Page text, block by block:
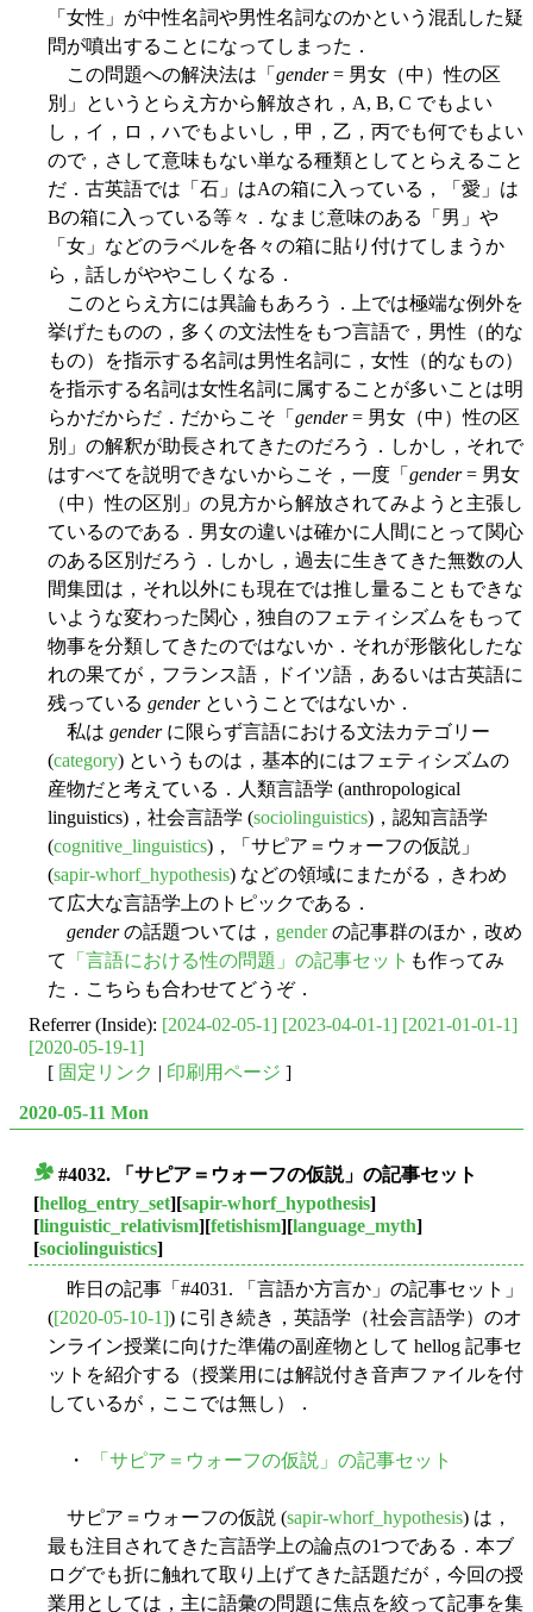
「女性」が中性名詞や男性名詞なのかという混乱した疑
問が噴出することになってしまった．
この問題への解決法は「 gender= 男女（中）性の区
別」というとらえ方から解放され，A, B, C でもよい
し，イ，ロ，ハでもよいし，甲，乙，丙でも何でもよい
ので，さして意味もない単なる種類としてとらえること
だ．古英語では「石」はAの箱に入っている，「愛」は
Bの箱に入っている等々．なまじ意味のある「男」や
「女」などのラベルを各々の箱に貼り付けてしまうか
ら，話しがややこしくなる．
このとらえ方には異論もあろう．上では極端な例外を
挙げたものの，多くの文法性をもつ言語で，男性（的な
もの）を指示する名詞は男性名詞に，女性（的なもの）
を指示する名詞は女性名詞に属することが多いことは明
らかだからだ．だからこそ「 gender= 男女（中）性の区
別」の解釈が助長されてきたのだろう．しかし，それで
はすべてを説明できないからこそ，一度「 gender= 男女
（中）性の区別」の見方から解放されてみようと主張し
ているのである．男女の違いは確かに人間にとって関心
のある区別だろう．しかし，過去に生きてきた無数の人
間集団は，それ以外にも現在では推し量ることもできな
いような変わった関心，独自のフェティシズムをもって
物事を分類してきたのではないか．それが形骸化したな
れの果てが，フランス語，ドイツ語，あるいは古英語に
残っている genderということではないか．
私は genderに限らず言語における文法カテゴリー
(category) というものは，基本的にはフェティシズムの
産物だと考えている．人類言語学 (anthropological
linguistics)，社会言語学 (sociolinguistics)，認知言語学
(cognitive_linguistics)，「サピア＝ウォーフの仮説」
(sapir-whorf_hypothesis) などの領域にまたがる，きわめ
て広大な言語学上のトピックである．
genderの話題ついては， genderの記事群のほか，改め
て
「言語における性の問題」の記事セット も作ってみ
た．こちらも合わせてどうぞ．
Referrer (Inside): [2024-02-05-1] [2023-04-01-1] [2021-01-01-1]
[2020-05-19-1]
[ 固定リンク | 印刷用ページ ]
2020-05-11 Mon
#4032. 「サピア＝ウォーフの仮説」の記事セット
[hellog_entry_set][sapir-whorf_hypothesis]
[linguistic_relativism][fetishism][language_myth]
[sociolinguistics]
昨日の記事「#4031. 「言語か方言か」の記事セット」
([2020-05-10-1]) に引き続き，英語学（社会言語学）のオ
ンライン授業に向けた準備の副産物として hellog 記事セ
ットを紹介する（授業用には解説付き音声ファイルを付
しているが，ここでは無し）．
・ 「サピア＝ウォーフの仮説」の記事セット
サピア＝ウォーフの仮説 (sapir-whorf_hypothesis) は，
最も注目されてきた言語学上の論点の1つである．本ブ
ログでも折に触れて取り上げてきた話題だが，今回の授
業用としては，主に語彙の問題に焦点を絞って記事を集